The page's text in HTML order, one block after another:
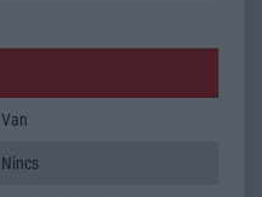
Van
Nincs